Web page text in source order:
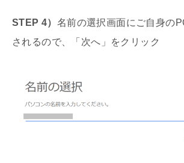
STEP 4） 名前の選択画面にご自身の
されるので、「次へ」をクリック